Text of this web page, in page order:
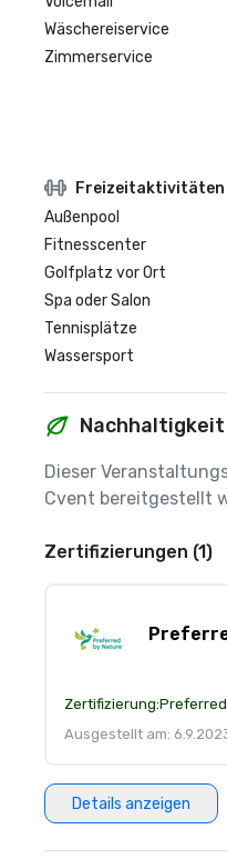
Wäschereiservice
Zimmerservice
Freizeitaktivitäten
Außenpool
Fitnesscenter
Golfplatz vor Ort
Spa oder Salon
Tennisplätze
Wassersport
Nachhaltigkeit
Dieser
Cvent bereitgestellt
Zertifizierungen (1)
Zertifizierung:
Ausgestellt am:
Details anzeigen